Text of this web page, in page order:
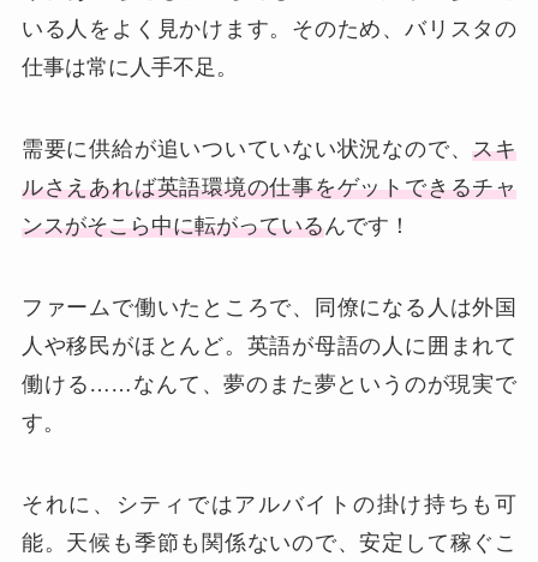
いる人をよく見かけます。そのため、バリスタの
仕事は常に人手不足。
需要に供給が追いついていない状況なので、スキ
ルさえあれば英語環境の仕事をゲットできるチャ
ンスがそこら中に転がっているんです！
ファームで働いたところで、同僚になる人は外国
人や移民がほとんど。英語が母語の人に囲まれて
働ける……なんて、夢のまた夢というのが現実で
す。
それに、シティではアルバイトの掛け持ちも可
能。天候も季節も関係ないので、安定して稼ぐこ